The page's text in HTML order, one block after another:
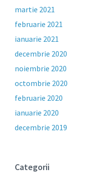
martie 2021
februarie 2021
ianuarie 2021
decembrie 2020
noiembrie 2020
octombrie 2020
februarie 2020
ianuarie 2020
decembrie 2019
Categorii